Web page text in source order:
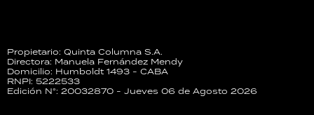
Propietario: Quinta Columna S.A.
Directora: Manuela Fernández Mendy
Domicilio: Humboldt 1493 - CABA
RNPI: 5222533
Edición N°: 20032870 - Jueves 06 de Agosto 2026